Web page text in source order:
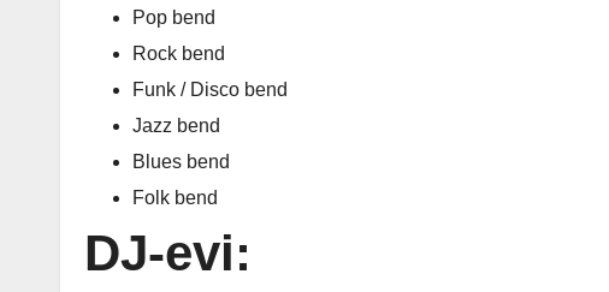
Pop bend
Rock bend
Funk / Disco bend
Jazz bend
Blues bend
Folk bend
DJ-evi: